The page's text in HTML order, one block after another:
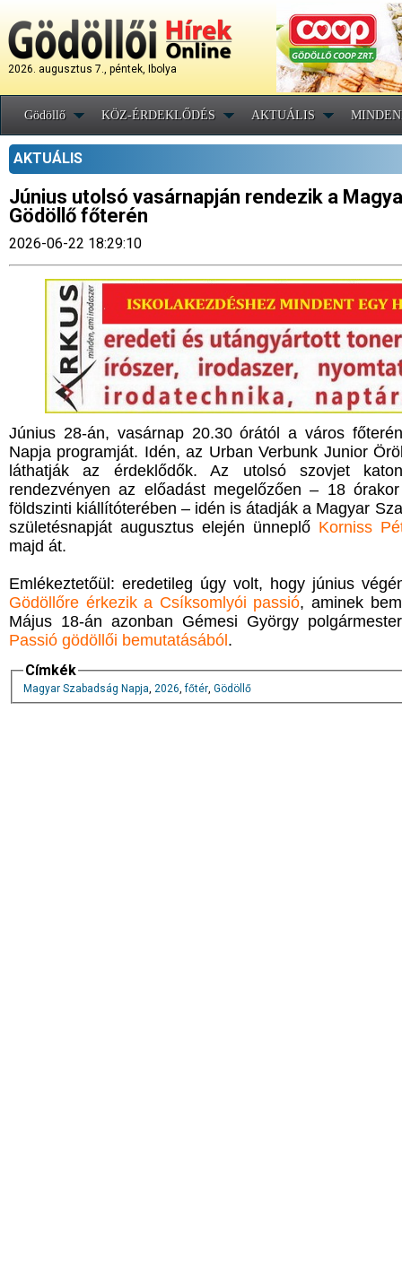
2026. augusztus 7., péntek, Ibolya
Gödöllő KÖZ-ÉRDEKLŐDÉS AKTUÁLIS
AKTUÁLIS
Június utolsó vasárnapján rendezik a
Gödöllő főterén
2026-06-22 18:29:10
Június 28-án, vasárnap 20.30 órától a város
Napja programját. Idén, az Urban Verbunk Junior
láthatják az érdeklődők. Az utolsó szovjet
rendezvényen az előadást megelőzően – 18
földszinti kiállítóterében – idén is átadják a Magyar
születésnapját augusztus elején ünneplő Korniss
majd át.
Emlékeztetőül: eredetileg úgy volt, hogy június
Gödöllőre érkezik a Csíksomlyói passió, aminek
Május 18-án azonban Gémesi György
Passió gödöllői bemutatásából .
Címkék
Magyar Szabadság Napja, 2026,főtér, Gödöllő